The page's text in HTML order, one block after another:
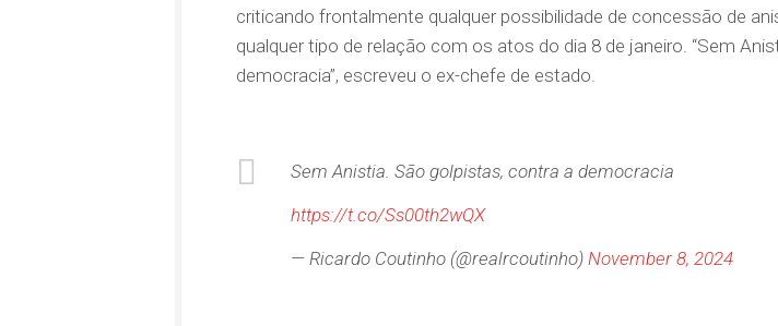
criticando frontalmente qualquer possibilidade de concessão de
qualquer tipo de relação com os atos do dia 8 de janeiro. “Sem
democracia”, escreveu o ex-chefe de estado.
Sem Anistia. São golpistas, contra a democracia
https://t.co/Ss00th2wQX
— Ricardo Coutinho (@realrcoutinho) November 8, 2024